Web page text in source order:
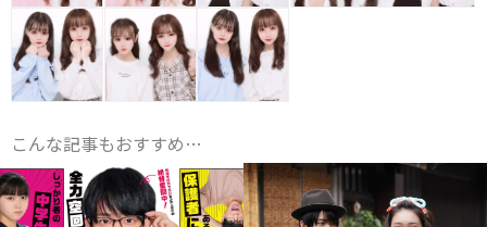
こんな記事もおすすめ…